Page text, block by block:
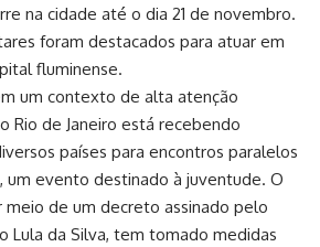
na cidade até o dia 21 de novembro.
foram destacados para atuar em
fluminense.
um contexto de alta atenção
Rio de Janeiro está recebendo
países para encontros paralelos
um evento destinado à juventude. O
de um decreto assinado pelo
Lula da Silva, tem tomado medidas